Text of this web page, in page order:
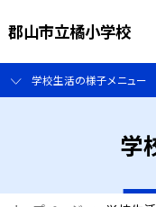
郡山市立橘小学校
学校生活の様子メニュー
学